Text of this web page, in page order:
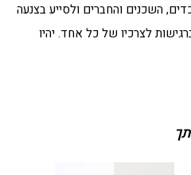
השכנים והחברים ולסייע בצנעה
לצרכיו של כל אחד. יהיו